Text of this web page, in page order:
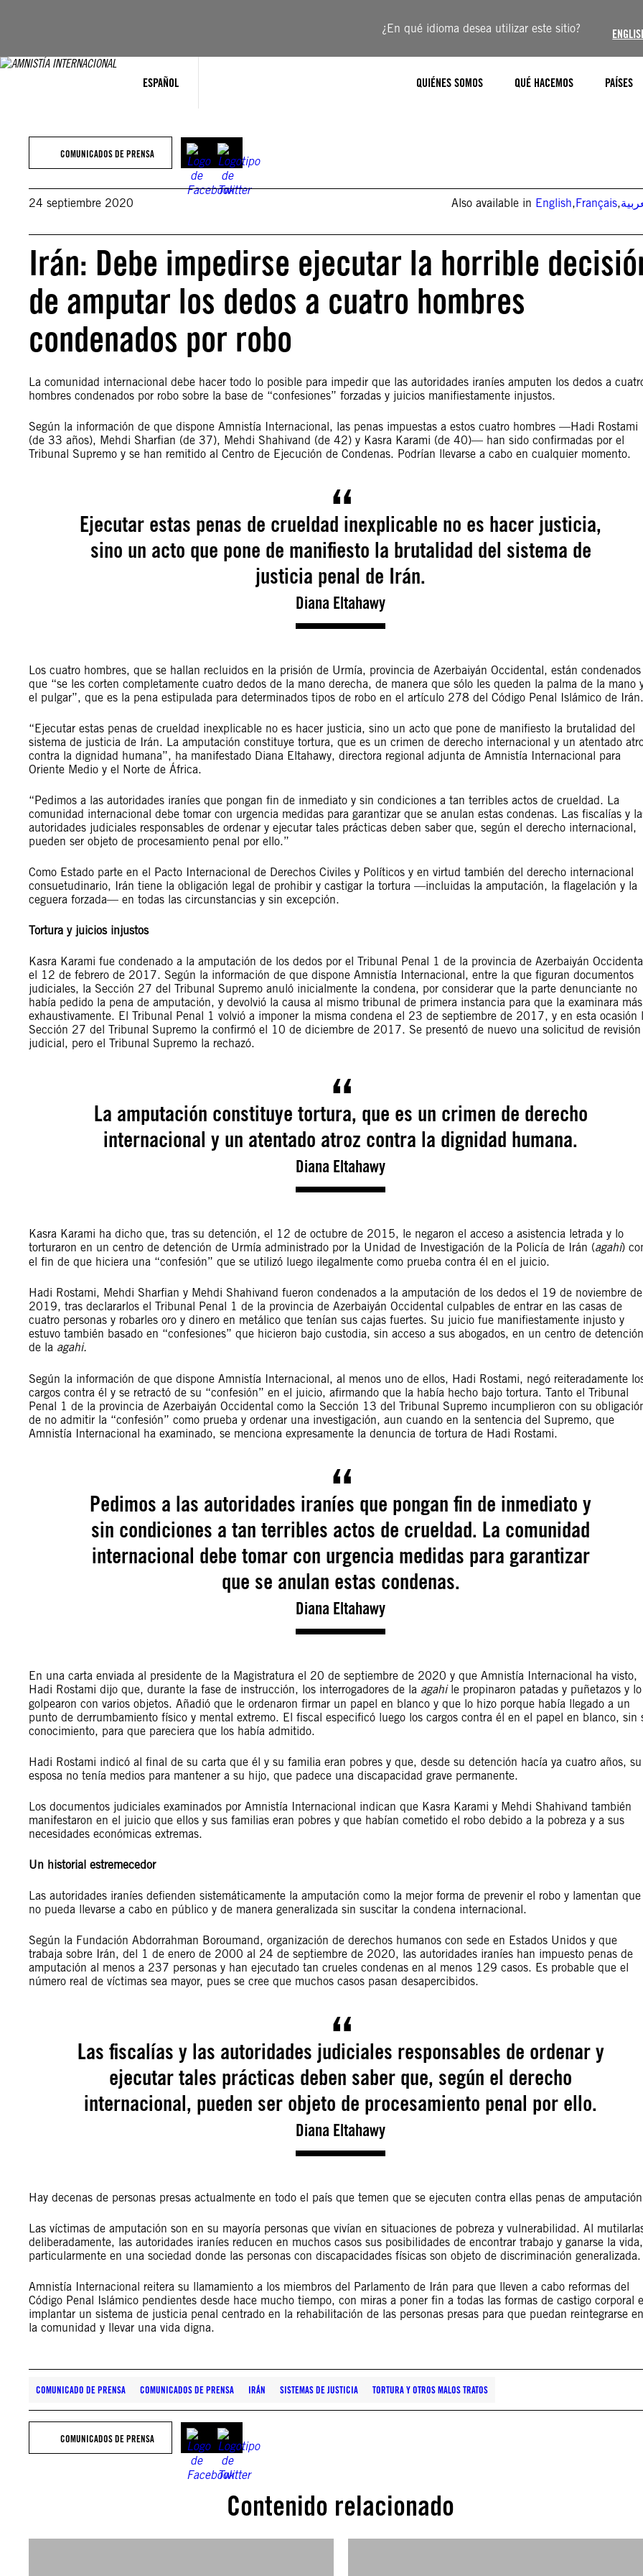
¿En qué idioma desea utilizar este sitio?
ESPAÑOL QUIÉNES SOMOS QUÉ HACEMOS PAÍSES
COMUNICADOS DE PRENSA
24 septiembre 2020 Also available in English,Français,
Irán: Debe impedirse ejecutar la horrible
de amputar los dedos a cuatro hombres
condenados por robo
La comunidad internacional debe hacer todo lo posible para impedir que las autoridades iraníes amputen los dedos a
hombres condenados por robo sobre la base de “confesiones” forzadas y juicios manifiestamente injustos.
Según la información de que dispone Amnistía Internacional, las penas impuestas a estos cuatro hombres —Hadi Rostami
(de 33 años), Mehdi Sharfian (de 37), Mehdi Shahivand (de 42) y Kasra Karami (de 40)— han sido confirmadas por el
Tribunal Supremo y se han remitido al Centro de Ejecución de Condenas. Podrían llevarse a cabo en cualquier momento.
Ejecutar estas penas de crueldad inexplicable no es hacer justicia,
sino un acto que pone de manifiesto la brutalidad del sistema de
justicia penal de Irán.
Diana Eltahawy
Los cuatro hombres, que se hallan recluidos en la prisión de Urmía, provincia de Azerbaiyán Occidental, están
que “se les corten completamente cuatro dedos de la mano derecha, de manera que sólo les queden la palma de la mano
el pulgar”, que es la pena estipulada para determinados tipos de robo en el artículo 278 del Código Penal Islámico de Irán.
“Ejecutar estas penas de crueldad inexplicable no es hacer justicia, sino un acto que pone de manifiesto la brutalidad del
sistema de justicia de Irán. La amputación constituye tortura, que es un crimen de derecho internacional y un atentado
contra la dignidad humana”, ha manifestado Diana Eltahawy, directora regional adjunta de Amnistía Internacional para
Oriente Medio y el Norte de África.
“Pedimos a las autoridades iraníes que pongan fin de inmediato y sin condiciones a tan terribles actos de crueldad. La
comunidad internacional debe tomar con urgencia medidas para garantizar que se anulan estas condenas. Las fiscalías y
autoridades judiciales responsables de ordenar y ejecutar tales prácticas deben saber que, según el derecho internacional,
pueden ser objeto de procesamiento penal por ello.”
Como Estado parte en el Pacto Internacional de Derechos Civiles y Políticos y en virtud también del derecho internacional
consuetudinario, Irán tiene la obligación legal de prohibir y castigar la tortura —incluidas la amputación, la flagelación y la
ceguera forzada— en todas las circunstancias y sin excepción.
Tortura y juicios injustos
Kasra Karami fue condenado a la amputación de los dedos por el Tribunal Penal 1 de la provincia de Azerbaiyán
el 12 de febrero de 2017. Según la información de que dispone Amnistía Internacional, entre la que figuran documentos
judiciales, la Sección 27 del Tribunal Supremo anuló inicialmente la condena, por considerar que la parte denunciante no
había pedido la pena de amputación, y devolvió la causa al mismo tribunal de primera instancia para que la examinara más
exhaustivamente. El Tribunal Penal 1 volvió a imponer la misma condena el 23 de septiembre de 2017, y en esta ocasión
Sección 27 del Tribunal Supremo la confirmó el 10 de diciembre de 2017. Se presentó de nuevo una solicitud de revisión
judicial, pero el Tribunal Supremo la rechazó.
La amputación constituye tortura, que es un crimen de derecho
internacional y un atentado atroz contra la dignidad humana.
Diana Eltahawy
Kasra Karami ha dicho que, tras su detención, el 12 de octubre de 2015, le negaron el acceso a asistencia letrada y lo
torturaron en un centro de detención de Urmía administrado por la Unidad de Investigación de la Policía de Irán (agahi)
el fin de que hiciera una “confesión” que se utilizó luego ilegalmente como prueba contra él en el juicio.
Hadi Rostami, Mehdi Sharfian y Mehdi Shahivand fueron condenados a la amputación de los dedos el 19 de noviembre de
2019, tras declararlos el Tribunal Penal 1 de la provincia de Azerbaiyán Occidental culpables de entrar en las casas de
cuatro personas y robarles oro y dinero en metálico que tenían sus cajas fuertes. Su juicio fue manifiestamente injusto y
estuvo también basado en “confesiones” que hicieron bajo custodia, sin acceso a sus abogados, en un centro de detención
de la agahi.
Según la información de que dispone Amnistía Internacional, al menos uno de ellos, Hadi Rostami, negó reiteradamente
cargos contra él y se retractó de su “confesión” en el juicio, afirmando que la había hecho bajo tortura. Tanto el Tribunal
Penal 1 de la provincia de Azerbaiyán Occidental como la Sección 13 del Tribunal Supremo incumplieron con su
de no admitir la “confesión” como prueba y ordenar una investigación, aun cuando en la sentencia del Supremo, que
Amnistía Internacional ha examinado, se menciona expresamente la denuncia de tortura de Hadi Rostami.
Pedimos a las autoridades iraníes que pongan fin de inmediato y
sin condiciones a tan terribles actos de crueldad. La comunidad
internacional debe tomar con urgencia medidas para garantizar
que se anulan estas condenas.
Diana Eltahawy
En una carta enviada al presidente de la Magistratura el 20 de septiembre de 2020 y que Amnistía Internacional ha visto,
Hadi Rostami dijo que, durante la fase de instrucción, los interrogadores de la agahile propinaron patadas y puñetazos y lo
golpearon con varios objetos. Añadió que le ordenaron firmar un papel en blanco y que lo hizo porque había llegado a un
punto de derrumbamiento físico y mental extremo. El fiscal especificó luego los cargos contra él en el papel en blanco, sin
conocimiento, para que pareciera que los había admitido.
Hadi Rostami indicó al final de su carta que él y su familia eran pobres y que, desde su detención hacía ya cuatro años, su
esposa no tenía medios para mantener a su hijo, que padece una discapacidad grave permanente.
Los documentos judiciales examinados por Amnistía Internacional indican que Kasra Karami y Mehdi Shahivand también
manifestaron en el juicio que ellos y sus familias eran pobres y que habían cometido el robo debido a la pobreza y a sus
necesidades económicas extremas.
Un historial estremecedor
Las autoridades iraníes defienden sistemáticamente la amputación como la mejor forma de prevenir el robo y lamentan que
no pueda llevarse a cabo en público y de manera generalizada sin suscitar la condena internacional.
Según la Fundación Abdorrahman Boroumand, organización de derechos humanos con sede en Estados Unidos y que
trabaja sobre Irán, del 1 de enero de 2000 al 24 de septiembre de 2020, las autoridades iraníes han impuesto penas de
amputación al menos a 237 personas y han ejecutado tan crueles condenas en al menos 129 casos. Es probable que el
número real de víctimas sea mayor, pues se cree que muchos casos pasan desapercibidos.
Las fiscalías y las autoridades judiciales responsables de ordenar y
ejecutar tales prácticas deben saber que, según el derecho
internacional, pueden ser objeto de procesamiento penal por ello.
Diana Eltahawy
Hay decenas de personas presas actualmente en todo el país que temen que se ejecuten contra ellas penas de
Las víctimas de amputación son en su mayoría personas que vivían en situaciones de pobreza y vulnerabilidad. Al
deliberadamente, las autoridades iraníes reducen en muchos casos sus posibilidades de encontrar trabajo y ganarse la vida,
particularmente en una sociedad donde las personas con discapacidades físicas son objeto de discriminación generalizada.
Amnistía Internacional reitera su llamamiento a los miembros del Parlamento de Irán para que lleven a cabo reformas del
Código Penal Islámico pendientes desde hace mucho tiempo, con miras a poner fin a todas las formas de castigo corporal e
implantar un sistema de justicia penal centrado en la rehabilitación de las personas presas para que puedan reintegrarse en
la comunidad y llevar una vida digna.
COMUNICADO DE PRENSA COMUNICADOS DE PRENSA IRÁN SISTEMAS DE JUSTICIA TORTURA Y OTROS MALOS TRATOS
COMUNICADOS DE PRENSA
Contenido relacionado